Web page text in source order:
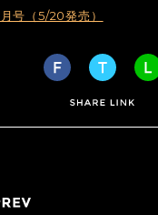
号（5/20発売）